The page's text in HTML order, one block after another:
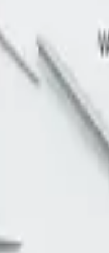
000G-9681 referans
olan bu saat,
açık arka